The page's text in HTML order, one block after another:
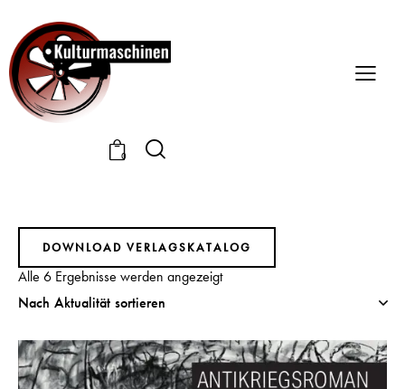
0
DOWNLOAD VERLAGSKATALOG
Alle 6 Ergebnisse werden angezeigt